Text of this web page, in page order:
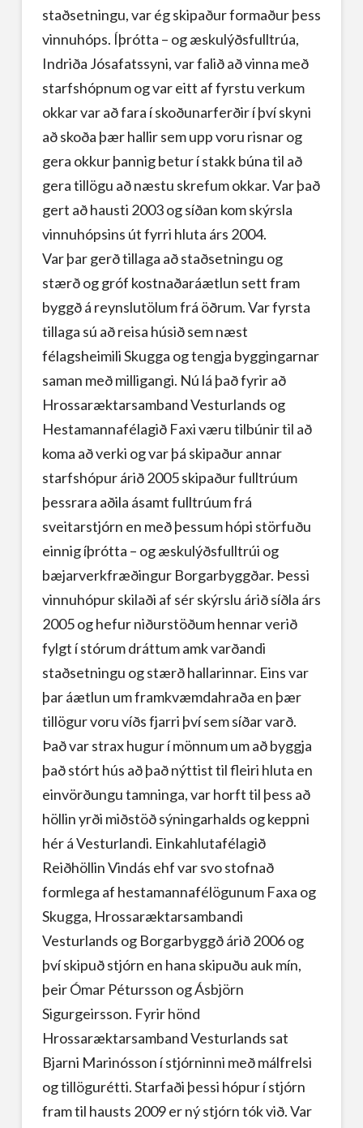
staðsetningu, var ég skipaður formaður þess
vinnuhóps. Íþrótta – og æskulýðsfulltrúa,
Indriða Jósafatssyni, var falið að vinna með
starfshópnum og var eitt af fyrstu verkum
okkar var að fara í skoðunarferðir í því skyni
að skoða þær hallir sem upp voru risnar og
gera okkur þannig betur í stakk búna til að
gera tillögu að næstu skrefum okkar. Var það
gert að hausti 2003 og síðan kom skýrsla
vinnuhópsins út fyrri hluta árs 2004.
Var þar gerð tillaga að staðsetningu og
stærð og gróf kostnaðaráætlun sett fram
byggð á reynslutölum frá öðrum. Var fyrsta
tillaga sú að reisa húsið sem næst
félagsheimili Skugga og tengja byggingarnar
saman með milligangi. Nú lá það fyrir að
Hrossaræktarsamband Vesturlands og
Hestamannafélagið Faxi væru tilbúnir til að
koma að verki og var þá skipaður annar
starfshópur árið 2005 skipaður fulltrúum
þessrara aðila ásamt fulltrúum frá
sveitarstjórn en með þessum hópi störfuðu
einnig íþrótta – og æskulýðsfulltrúi og
bæjarverkfræðingur Borgarbyggðar. Þessi
vinnuhópur skilaði af sér skýrslu árið síðla árs
2005 og hefur niðurstöðum hennar verið
fylgt í stórum dráttum amk varðandi
staðsetningu og stærð hallarinnar. Eins var
þar áætlun um framkvæmdahraða en þær
tillögur voru víðs fjarri því sem síðar varð.
Það var strax hugur í mönnum um að byggja
það stórt hús að það nýttist til fleiri hluta en
einvörðungu tamninga, var horft til þess að
höllin yrði miðstöð sýningarhalds og keppni
hér á Vesturlandi. Einkahlutafélagið
Reiðhöllin Vindás ehf var svo stofnað
formlega af hestamannafélögunum Faxa og
Skugga, Hrossaræktarsambandi
Vesturlands og Borgarbyggð árið 2006 og
því skipuð stjórn en hana skipuðu auk mín,
þeir Ómar Pétursson og Ásbjörn
Sigurgeirsson. Fyrir hönd
Hrossaræktarsamband Vesturlands sat
Bjarni Marinósson í stjórninni með málfrelsi
og tillögurétti. Starfaði þessi hópur í stjórn
fram til hausts 2009 er ný stjórn tók við. Var